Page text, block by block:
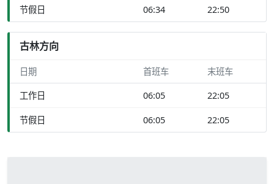
节假日 06:34 22:50
古林方向
日期 首班车 末班车
工作日 06:05 22:05
节假日 06:05 22:05